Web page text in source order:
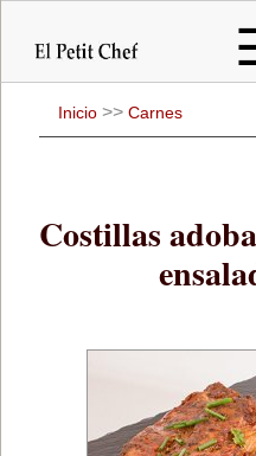
principalInicio >> Carnes
Costillas